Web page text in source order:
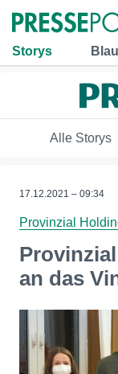
Storys
Alle Storys
17.12.2021 – 09:34
Provinzial
an das